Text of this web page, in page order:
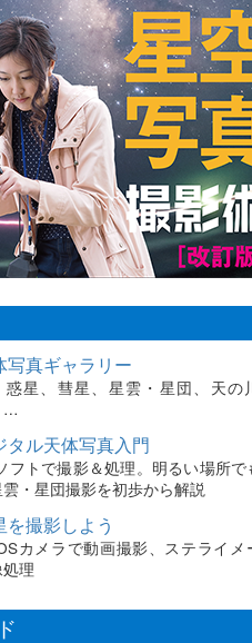
写真ギャラリー
惑星、彗星、星雲・星団、天の
…
タル天体写真入門
フトで撮影＆処理。明るい場所で
・星団撮影を初歩から解説
を撮影しよう
カメラで動画撮影、ステライメ
理